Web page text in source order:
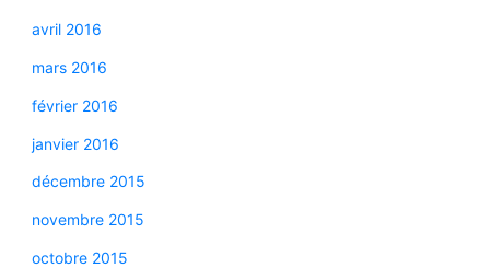
avril 2016
mars 2016
février 2016
janvier 2016
décembre 2015
novembre 2015
octobre 2015